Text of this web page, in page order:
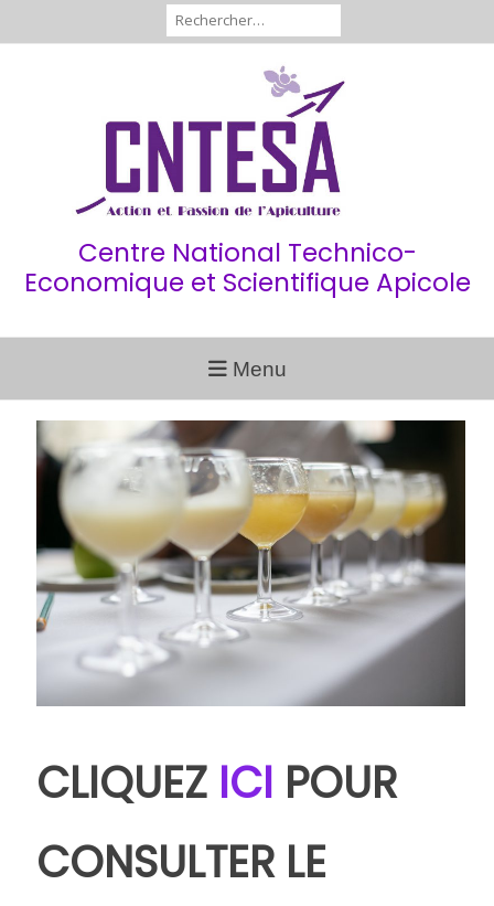
au
Rechercher :
Centre National Technico-
Economique et Scientifique Apicole
Menu
CLIQUEZ ICI POUR
CONSULTER LE